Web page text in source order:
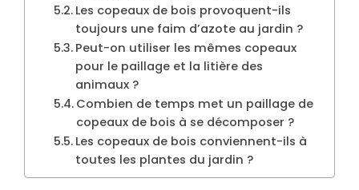
Les copeaux de bois provoquent-ils
toujours une faim d’azote au jardin ?
Peut-on utiliser les mêmes copeaux
pour le paillage et la litière des
animaux ?
Combien de temps met un paillage de
copeaux de bois à se décomposer ?
Les copeaux de bois conviennent-ils à
toutes les plantes du jardin ?